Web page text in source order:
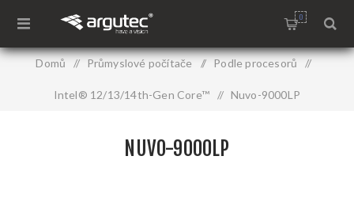
0
Domů / Průmyslové počítače / Podle procesorů /
Intel® 12/13/14th-Gen Core™ / Nuvo-9000LP
NUVO-9000LP